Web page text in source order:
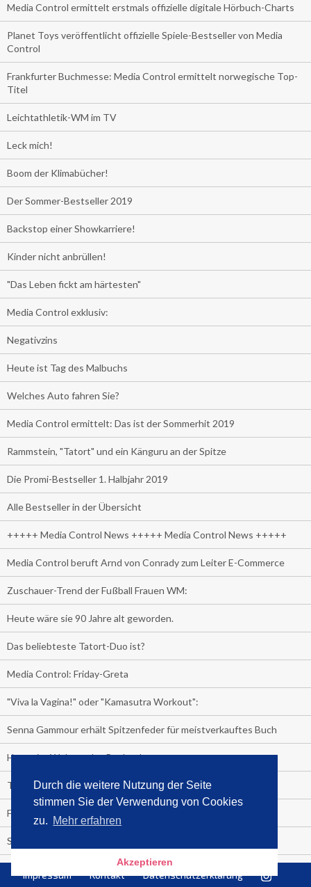
Durch die weitere Nutzung der Seite
stimmen Sie der Verwendung von Cookies
zu. Mehr erfahren
Akzeptieren
Media Control ermittelt erstmals offizielle digitale Hörbuch-Charts
Planet Toys veröffentlicht offizielle Spiele-Bestseller von Media
Control
Frankfurter Buchmesse: Media Control ermittelt norwegische Top-
Titel
Leichtathletik-WM im TV
Leck mich!
Boom der Klimabücher!
Der Sommer-Bestseller 2019
Backstop einer Showkarriere!
Kinder nicht anbrüllen!
"Das Leben fickt am härtesten"
Media Control exklusiv:
Negativzins
Heute ist Tag des Malbuchs
Welches Auto fahren Sie?
Media Control ermittelt: Das ist der Sommerhit 2019
Rammstein, "Tatort" und ein Känguru an der Spitze
Die Promi-Bestseller 1. Halbjahr 2019
Alle Bestseller in der Übersicht
+++++ Media Control News +++++ Media Control News +++++
Media Control beruft Arnd von Conrady zum Leiter E-Commerce
Zuschauer-Trend der Fußball Frauen WM:
Heute wäre sie 90 Jahre alt geworden.
Das beliebteste Tatort-Duo ist?
Media Control: Friday-Greta
"Viva la Vagina!" oder "Kamasutra Workout":
Senna Gammour erhält Spitzenfeder für meistverkauftes Buch
Heute ist Welttag des Buches!
TV-Marktanteile auf einen Blick
Fußball TV-Quoten:
Sensationell!
Niederlande - Deutschland:
Impressum Kontakt Datenschutzerklärung